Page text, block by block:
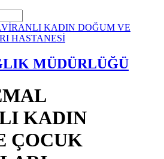
MÜDÜRLÜĞÜ
KADIN
ÇOCUK